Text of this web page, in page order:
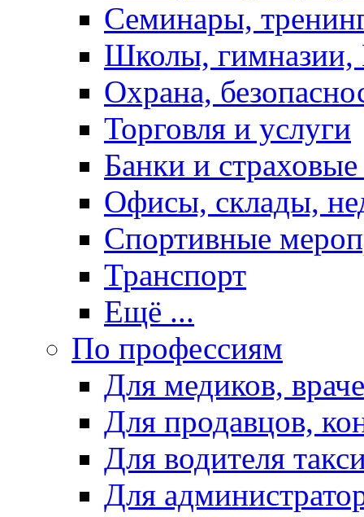
Семинары,
Школы,
Охрана,
Торговля и услуги
Банки и
Офисы, склады,
Спортивные
Транспорт
Ещё ...
По профессиям
Для медиков,
Для продавцов,
Для водителя
Для